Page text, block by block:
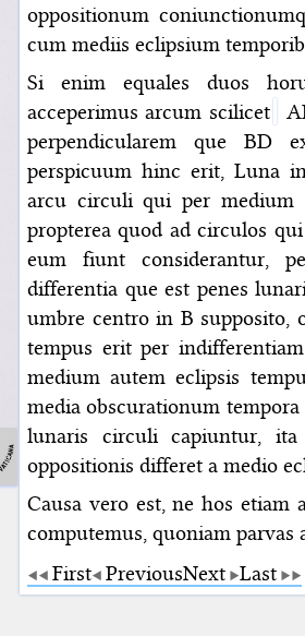
oppositionum
cum mediis eclipsium
Si enim equales duos
acceperimus arcum scilicet
perpendicularem que BD
perspicuum hinc erit, Luna
arcu circuli qui per medium
propterea quod ad circulos
eum fiunt considerantur,
differentia que est penes
umbre centro in B supposito,
tempus erit per
medium autem eclipsis
media obscurationum
lunaris circuli capiuntur, ita
oppositionis differet a medio
Causa vero est, ne hos
computemus, quoniam parvas
First PreviousNext Last